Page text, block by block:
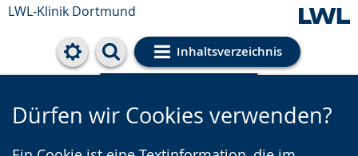
LWL-Klinik Dortmund
Inhaltsverzeichnis
Cookie-Einstellungen
Dürfen wir Cookies verwenden?